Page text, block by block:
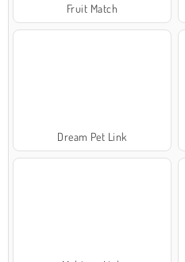
Fruit Match
Dream Pet Link